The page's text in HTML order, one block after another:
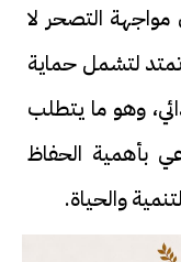
مواجهة التصحر لا
لتشمل حماية
وهو ما يتطلب
بأهمية الحفاظ
والحياة.